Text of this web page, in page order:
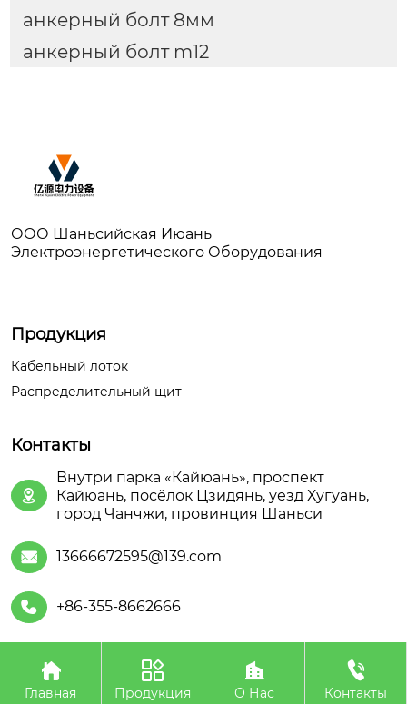
анкерный болт 8мм
анкерный болт m12
ООО Шаньсийская Июань
Электроэнергетического Оборудования
Продукция
Кабельный лоток
Распределительный щит
Контакты

Внутри парка «Кайюань», проспект
Кайюань, посёлок Цзидянь, уезд Хугуань,
город Чанчжи, провинция Шаньси
 13666672595@139.com
 +86-355-8662666
Авторское право©ООО Шаньсийская Июань
Электроэнергетического Оборудования

Главная

Продукция

О Нас

Контакты